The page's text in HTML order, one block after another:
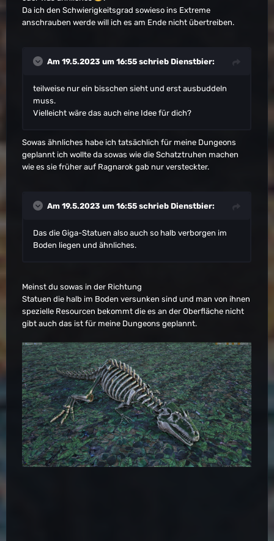
Da ich den Schwierigkeitsgrad sowieso ins Extreme
anschrauben werde will ich es am Ende nicht übertreiben.
Am 19.5.2023 um 16:55 schrieb Dienstbier:
teilweise nur ein bisschen sieht und erst ausbuddeln
muss.
Vielleicht wäre das auch eine Idee für dich?
Sowas ähnliches habe ich tatsächlich für meine Dungeons
geplannt ich wollte da sowas wie die Schatztruhen machen
wie es sie früher auf Ragnarok gab nur versteckter.
Am 19.5.2023 um 16:55 schrieb Dienstbier:
Das die Giga-Statuen also auch so halb verborgen im
Boden liegen und ähnliches.
Meinst du sowas in der Richtung
Statuen die halb im Boden versunken sind und man von ihnen
spezielle Resourcen bekommt die es an der Oberfläche nicht
gibt auch das ist für meine Dungeons geplannt.